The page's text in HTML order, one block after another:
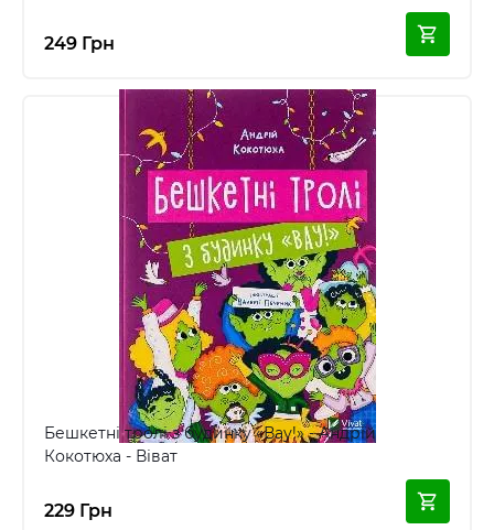
249 Грн
Бешкетні тролі з будинку «Вау!» - Андрій
Кокотюха - Віват
229 Грн